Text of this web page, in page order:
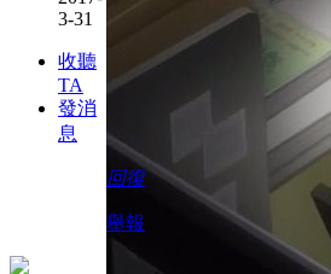
3-31
收聽
TA
發消
息
回復
舉報